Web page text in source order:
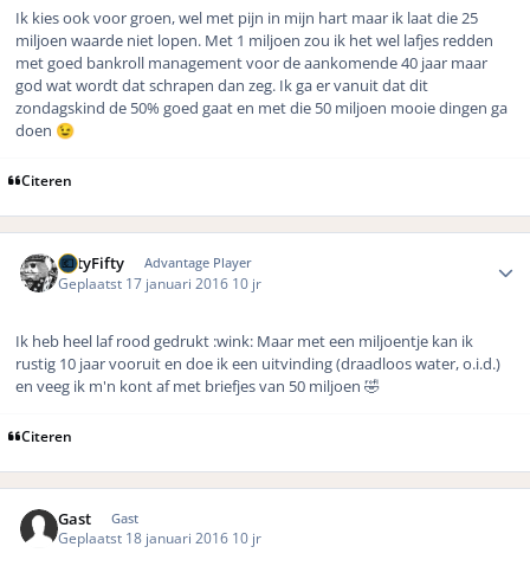
Ik kies ook voor groen, wel met pijn in mijn hart maar ik laat die 25
miljoen waarde niet lopen. Met 1 miljoen zou ik het wel lafjes redden
met goed bankroll management voor de aankomende 40 jaar maar
god wat wordt dat schrapen dan zeg. Ik ga er vanuit dat dit
zondagskind de 50% goed gaat en met die 50 miljoen mooie dingen ga
doen 😉
Citeren
FiftyFifty Advantage Player
Geplaatst 17 januari 2016 10 jr
Ik heb heel laf rood gedrukt :wink: Maar met een miljoentje kan ik
rustig 10 jaar vooruit en doe ik een uitvinding (draadloos water, o.i.d.)
en veeg ik m'n kont af met briefjes van 50 miljoen 🤣
Citeren
Gast Gast
Geplaatst 18 januari 2016 10 jr